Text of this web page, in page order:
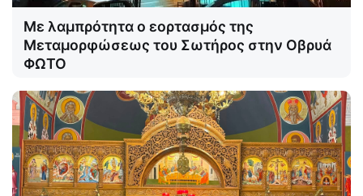
Με λαμπρότητα ο εορτασμός της
Μεταμορφώσεως του Σωτήρος στην Οβρυά
ΦΩΤΟ